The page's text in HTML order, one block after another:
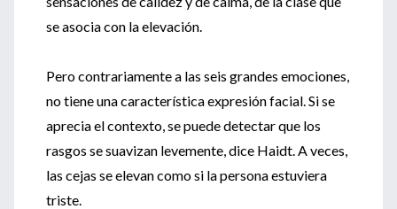
se asocia con la elevación.
Pero contrariamente a las seis grandes emociones,
no tiene una característica expresión facial. Si se
aprecia el contexto, se puede detectar que los
rasgos se suavizan levemente, dice Haidt. A veces,
las cejas se elevan como si la persona estuviera
triste.